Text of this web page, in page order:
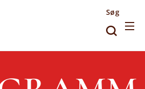
Søg